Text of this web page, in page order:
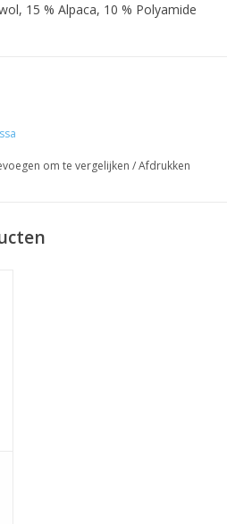
15 % Alpaca, 10 % Polyamide
je ca. 350 g nodig (7 bollen)
om te vergelijken /Afdrukken